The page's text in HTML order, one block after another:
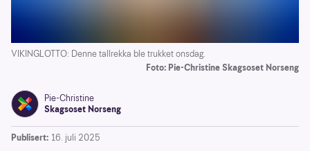
VIKINGLOTTO: Denne tallrekka ble trukket onsdag.
Foto: Pie-Christine Skagsoset Norseng
Pie-Christine
Skagsoset Norseng
Publisert: 16. juli 2025